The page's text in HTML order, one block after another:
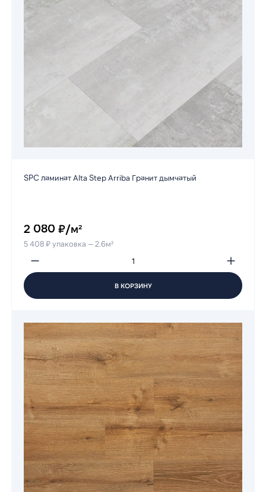
SPC ламинат Alta Step Arriba Гранит дымчатый
2 080 ₽/м²
5 408 ₽ упаковка — 2.6м²
В КОРЗИНУ